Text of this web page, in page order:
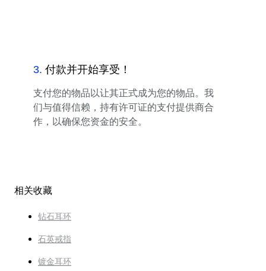
3. 付款并开始享受！
支付您的物品以让其正式成为您的物品。我
们与值得信赖，持有许可证的支付提供商合
作，以确保您资金的安全。
相关收藏
钻石耳环
石英戒指
镀金耳环